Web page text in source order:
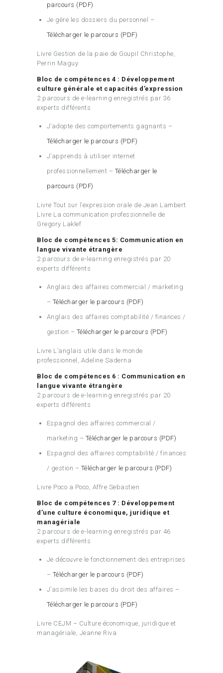
parcours (PDF)
Je gère les dossiers du personnel –
Télécharger le parcours (PDF)
Livre Gestion de la paie de Goupil Christophe,
Perrin Maguy
Bloc de compétences 4 : Développement
culture générale et capacités d’expression
2 parcours de e-learning enregistrés par 36
experts différents
J’adopte des comportements gagnants –
Télécharger le parcours (PDF)
J’apprends à utiliser internet
professionnellement – Télécharger le
parcours (PDF)
Livre Tout sur l’expression orale de Jean Lambert
Livre La communication professionnelle de
Gregory Laklef
Bloc de compétences 5: Communication en
langue vivante étrangère
2 parcours de e-learning enregistrés par 20
experts différents
Anglais des affaires commercial / marketing
– Télécharger le parcours (PDF)
Anglais des affaires comptabilité / finances /
gestion – Télécharger le parcours (PDF)
Livre L’anglais utile dans le monde
professionnel, Adeline Saderna
Bloc de compétences 6 : Communication en
langue vivante étrangère
2 parcours de e-learning enregistrés par 20
experts différents
Espagnol des affaires commercial /
marketing – Télécharger le parcours (PDF)
Espagnol des affaires comptabilité / finances
/ gestion – Télécharger le parcours (PDF)
Livre Poco a Poco, Affre Sebastien
Bloc de compétences 7 : Développement
d’une culture économique, juridique et
managériale
2 parcours de e-learning enregistrés par 46
experts différents
Je découvre le fonctionnement des entreprises
– Télécharger le parcours (PDF)
J’assimile les bases du droit des affaires –
Télécharger le parcours (PDF)
Livre CEJM – Culture économique, juridique et
managériale, Jeanne Riva